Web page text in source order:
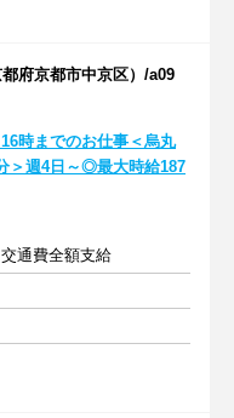
府京都市中京区）/a09
16時までのお仕事＜烏丸
＞週4日～◎最大時給187
通費全額支給